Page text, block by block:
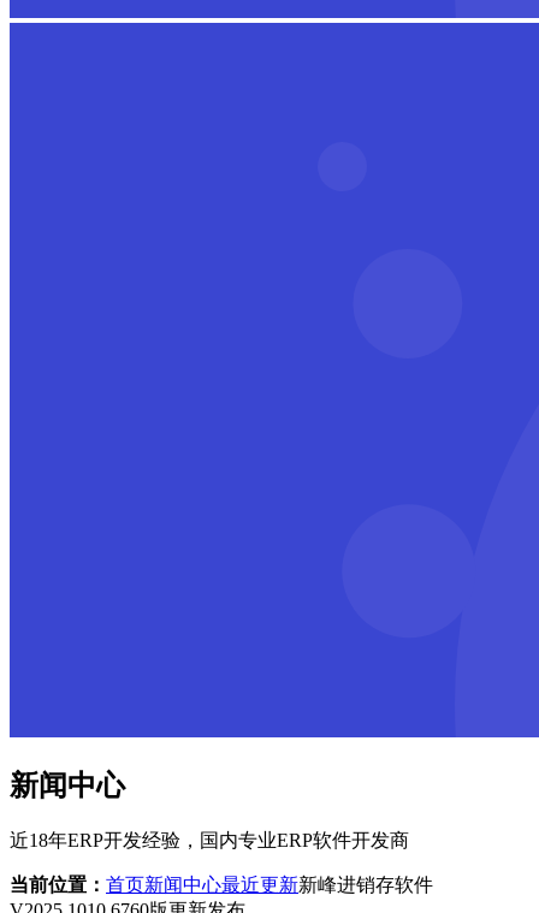
新闻中心
近18年ERP开发经验，国内专业ERP软件开发商
当前位置： 首页新闻中心最近更新新峰进销存软件